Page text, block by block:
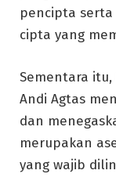
pencipta
cipta yang
Sementara itu,
Andi Agtas
dan
merupakan
yang wajib